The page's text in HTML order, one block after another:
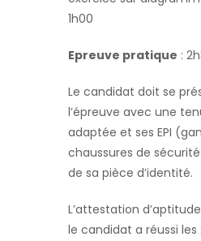
1h00
Epreuve pratique :
Le candidat doit se
l’épreuve avec une
adaptée et ses EPI
chaussures de
de sa pièce d’identité.
L’attestation
le candidat a réussi les